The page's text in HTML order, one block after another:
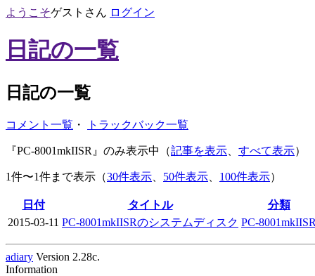
ようこそゲスト さん ログイン
日記の一覧
日記の一覧
コメント一覧 ・ トラックバック一覧
『PC-8001mkIISR』のみ表示中（記事を表示 すべて表示）
1件〜1件まで表示（30件表示 50件表示 100件表示）
日付 タイトル
分類
2015-03-11 PC-8001mkIISRのシステムディスク PC-
adiary Version 2.28c.
Information